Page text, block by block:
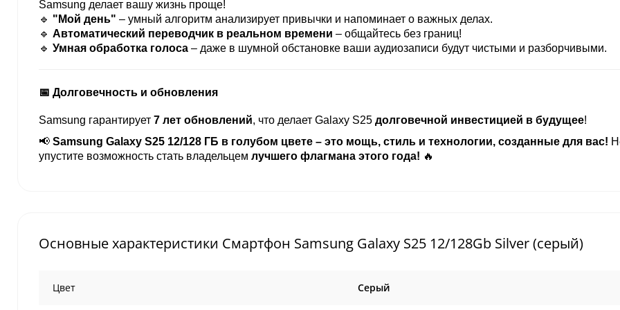
Samsung делает вашу жизнь проще!
🔹 "Мой день" – умный алгоритм анализирует привычки и напоминает о важных делах.
🔹 Автоматический переводчик в реальном времени – общайтесь без границ!
🔹 Умная обработка голоса – даже в шумной обстановке ваши аудиозаписи будут чистыми и разборчивыми.
📅 Долговечность и обновления
Samsung гарантирует 7 лет обновлений, что делает Galaxy S25 долговечной инвестицией в будущее!
📢 Samsung Galaxy S25 12/128 ГБ в голубом цвете – это мощь, стиль и технологии, созданные для вас!
упустите возможность стать владельцем лучшего флагмана этого года! 🔥
Основные характеристики Смартфон Samsung Galaxy S25 12/128Gb Silver (серый)
Цвет Cерый